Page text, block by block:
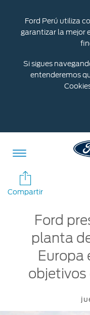
Ford Perú utiliza
garantizar la mejor
Si sigues
entenderemos
Acessibility
Cotizar
Cotizar
cotización
Ford
Ford
PRO™
Iniciar
Sesión
Iniciar
Compartir
Ford
planta
Europa
objetivos